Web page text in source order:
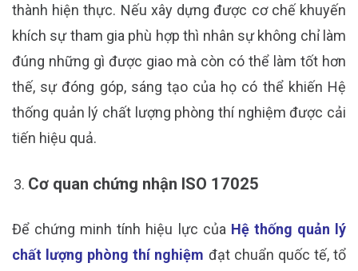
thành hiện thực. Nếu xây dựng được cơ chế khuyến
khích sự tham gia phù hợp thì nhân sự không chỉ làm
đúng những gì được giao mà còn có thể làm tốt hơn
thế, sự đóng góp, sáng tạo của họ có thể khiến Hệ
thống quản lý chất lượng phòng thí nghiệm được cải
tiến hiệu quả.
Cơ quan chứng nhận ISO 17025
Để chứng minh tính hiệu lực của Hệ thống quản lý
chất lượng phòng thí nghiệm đạt chuẩn quốc tế, tổ